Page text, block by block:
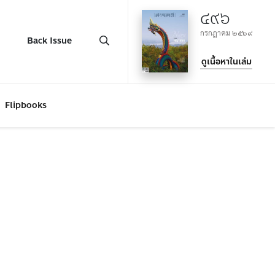
Back Issue
๔๙๖
กรกฎาคม ๒๕๖๙
ดูเนื้อหาในเล่ม
Flipbooks